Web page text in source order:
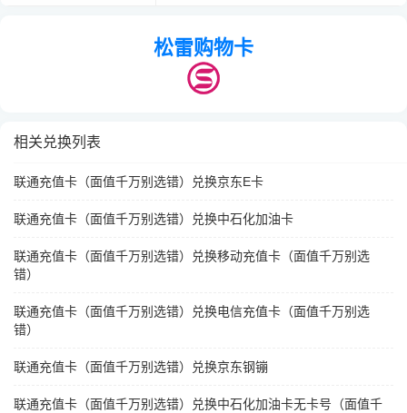
松雷购物卡
相关兑换列表
联通充值卡（面值千万别选错）兑换京东E卡
联通充值卡（面值千万别选错）兑换中石化加油卡
联通充值卡（面值千万别选错）兑换移动充值卡（面值千万别选
错）
联通充值卡（面值千万别选错）兑换电信充值卡（面值千万别选
错）
联通充值卡（面值千万别选错）兑换京东钢镚
联通充值卡（面值千万别选错）兑换中石化加油卡无卡号（面值千